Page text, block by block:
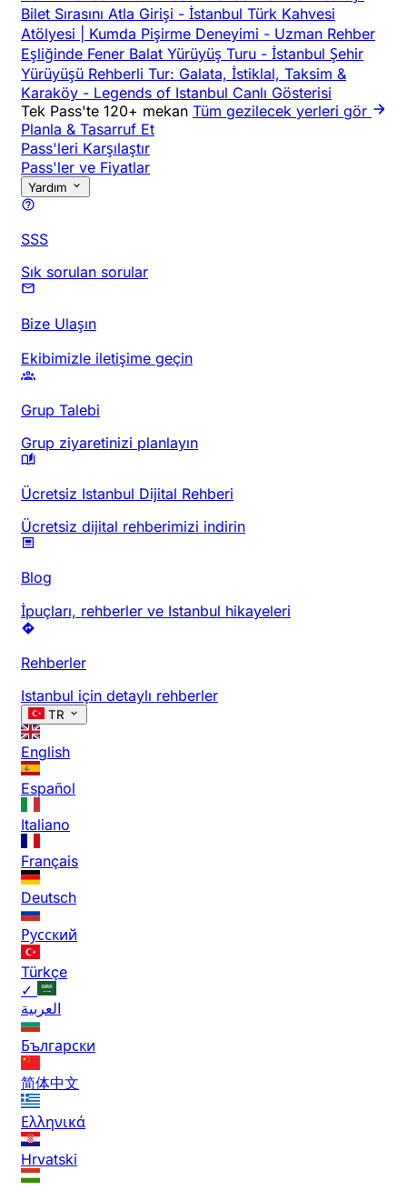
Bilet Sırasını Atla Girişi - İstanbul Türk Kahvesi
Atölyesi | Kumda Pişirme Deneyimi - Uzman Rehber
Eşliğinde Fener Balat Yürüyüş Turu - İstanbul Şehir
Yürüyüşü Rehberli Tur: Galata, İstiklal, Taksim &
Karaköy - Legends of Istanbul Canlı Gösterisi
Tek Pass'te 120+ mekan Tüm gezilecek yerleri gör
Planla & Tasarruf Et
Pass'leri Karşılaştır
Pass'ler ve Fiyatlar
Yardım
SSS
Sık sorulan sorular
Bize Ulaşın
Ekibimizle iletişime geçin
Grup Talebi
Grup ziyaretinizi planlayın
Ücretsiz Istanbul Dijital Rehberi
Ücretsiz dijital rehberimizi indirin
Blog
İpuçları, rehberler ve Istanbul hikayeleri
Rehberler
Istanbul için detaylı rehberler
TR
English
Español
Italiano
Français
Deutsch
Русский
Türkçe
✓
العربية
Български
简体中文
Ελληνικά
Hrvatski